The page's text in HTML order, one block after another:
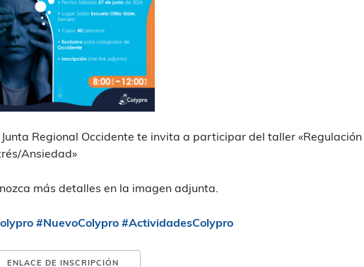
Regional Occidente te invita a participar del taller
Ansiedad»
más detalles en la imagen adjunta.
#NuevoColypro #ActividadesColypro
ENLACE DE INSCRIPCIÓN